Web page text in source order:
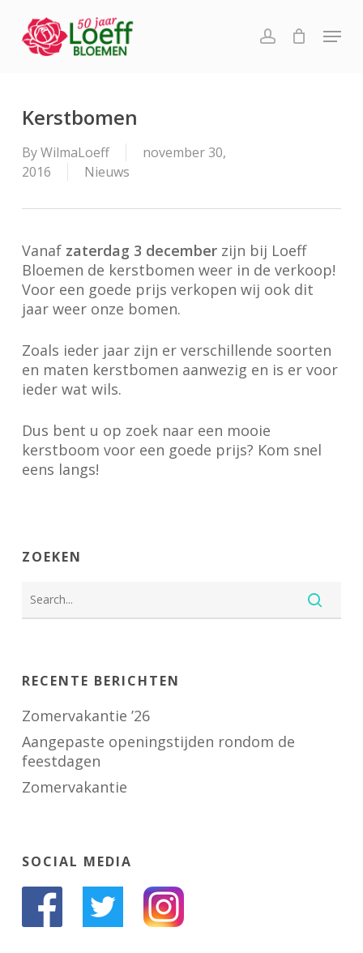
main
account
Menu
Kerstbomen
ByWilmaLoeff
november 30,
2016
Nieuws
Vanaf zaterdag 3 decemberzijn bij Loeff
Bloemen de kerstbomen weer in de verkoop!
Voor een goede prijs verkopen wij ook dit
jaar weer onze bomen.
Zoals ieder jaar zijn er verschillende soorten
en maten kerstbomen aanwezig en is er voor
ieder wat wils.
Dus bent u op zoek naar een mooie
kerstboom voor een goede prijs? Kom snel
eens langs!
ZOEKEN
RECENTE BERICHTEN
Zomervakantie ’26
Aangepaste openingstijden rondom de
feestdagen
Zomervakantie
SOCIAL MEDIA